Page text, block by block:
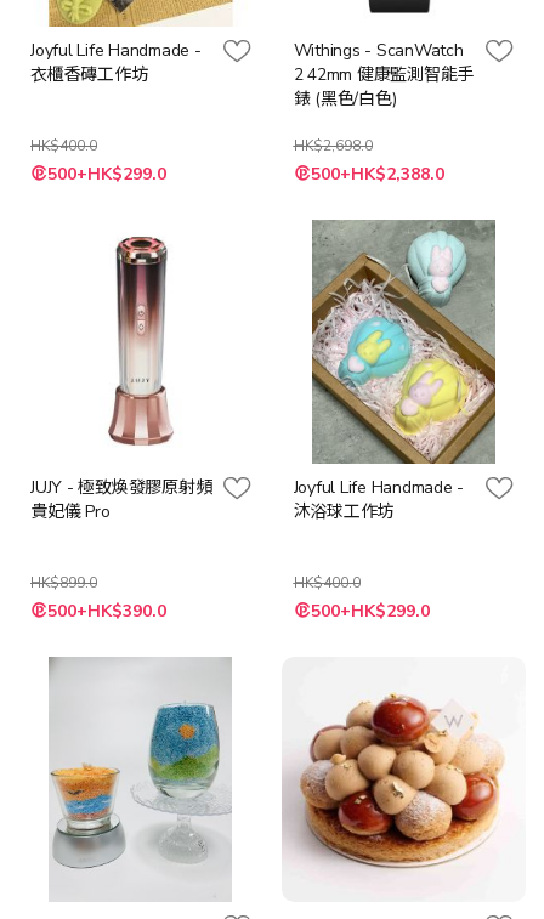
Joyful Life Handmade -
衣櫃香磚工作坊
HK$400.0
特
殊 500+HK$299.0
Withings - ScanWatch
2 42mm 健康監測智能手
錶 (黑色/白色)
HK$2,698.0
500+HK$2,388.0
JUJY - 極致煥發膠原射頻
貴妃儀 Pro
HK$899.0
特
殊 500+HK$390.0
Joyful Life Handmade -
沐浴球工作坊
HK$400.0
特
殊 500+HK$299.0